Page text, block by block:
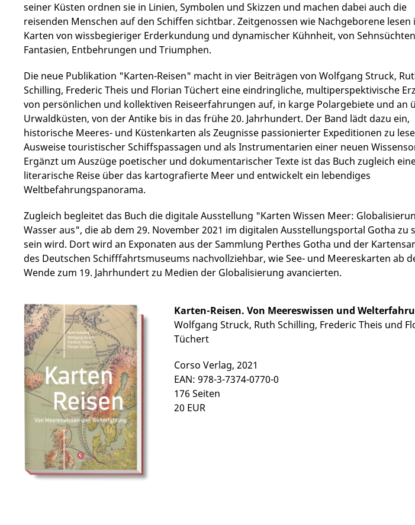
seiner Küsten ordnen sie in Linien, Symbolen und Skizzen und machen dabei auch die
reisenden Menschen auf den Schiffen sichtbar. Zeitgenossen wie Nachgeborene lesen
Karten von wissbegieriger Erderkundung und dynamischer Kühnheit, von
Fantasien, Entbehrungen und Triumphen.
Die neue Publikation "Karten-Reisen" macht in vier Beiträgen von Wolfgang Struck,
Schilling, Frederic Theis und Florian Tüchert eine eindringliche, multiperspektivische
von persönlichen und kollektiven Reiseerfahrungen auf, in karge Polargebiete und an
Urwaldküsten, von der Antike bis in das frühe 20. Jahrhundert. Der Band lädt dazu ein,
historische Meeres- und Küstenkarten als Zeugnisse passionierter Expeditionen zu
Ausweise touristischer Schiffspassagen und als Instrumentarien einer neuen
Ergänzt um Auszüge poetischer und dokumentarischer Texte ist das Buch zugleich
literarische Reise über das kartografierte Meer und entwickelt ein lebendiges
Weltbefahrungspanorama.
Zugleich begleitet das Buch die digitale Ausstellung "Karten Wissen Meer:
Wasser aus", die ab dem 29. November 2021 im digitalen Ausstellungsportal Gotha zu
sein wird. Dort wird an Exponaten aus der Sammlung Perthes Gotha und der
des Deutschen Schifffahrtsmuseums nachvollziehbar, wie See- und Meereskarten ab
Wende zum 19. Jahrhundert zu Medien der Globalisierung avancierten.
Karten-Reisen. Von Meereswissen und
Wolfgang Struck, Ruth Schilling, Frederic Theis und
Tüchert
Corso Verlag, 2021
EAN: 978-3-7374-0770-0
176 Seiten
20 EUR